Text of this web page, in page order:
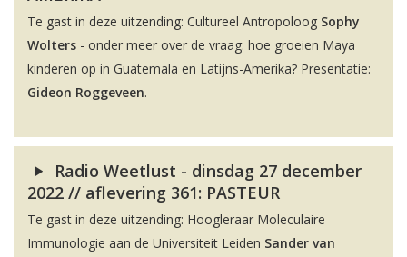
Te gast in deze uitzending: Cultureel Antropoloog Sophy
Wolters - onder meer over de vraag: hoe groeien Maya
kinderen op in Guatemala en Latijns-Amerika? Presentatie:
Gideon Roggeveen.
Radio Weetlust - dinsdag 27 december
2022 // aflevering 361: PASTEUR
Te gast in deze uitzending: Hoogleraar Moleculaire
Immunologie aan de Universiteit Leiden Sander van